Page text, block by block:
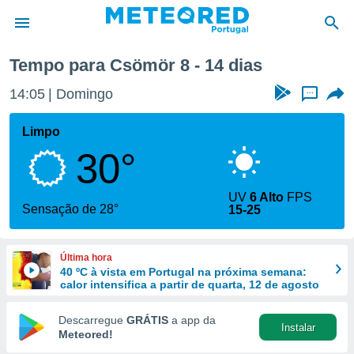
da
foi
fornecidas
a este
das
e
forma
digital
Tempo para Csömör 8 - 14 dias
14:05 Domingo ...
Limpo
30°
Sensação de 28°
UV6 Alto FPS
15-25
Última hora
40 ºC à vista em Portugal na próxima semana:
calor intensifica a partir de quarta, 12 de agosto
Descarregue GRÁTIS a app da
Meteored!
Instalar